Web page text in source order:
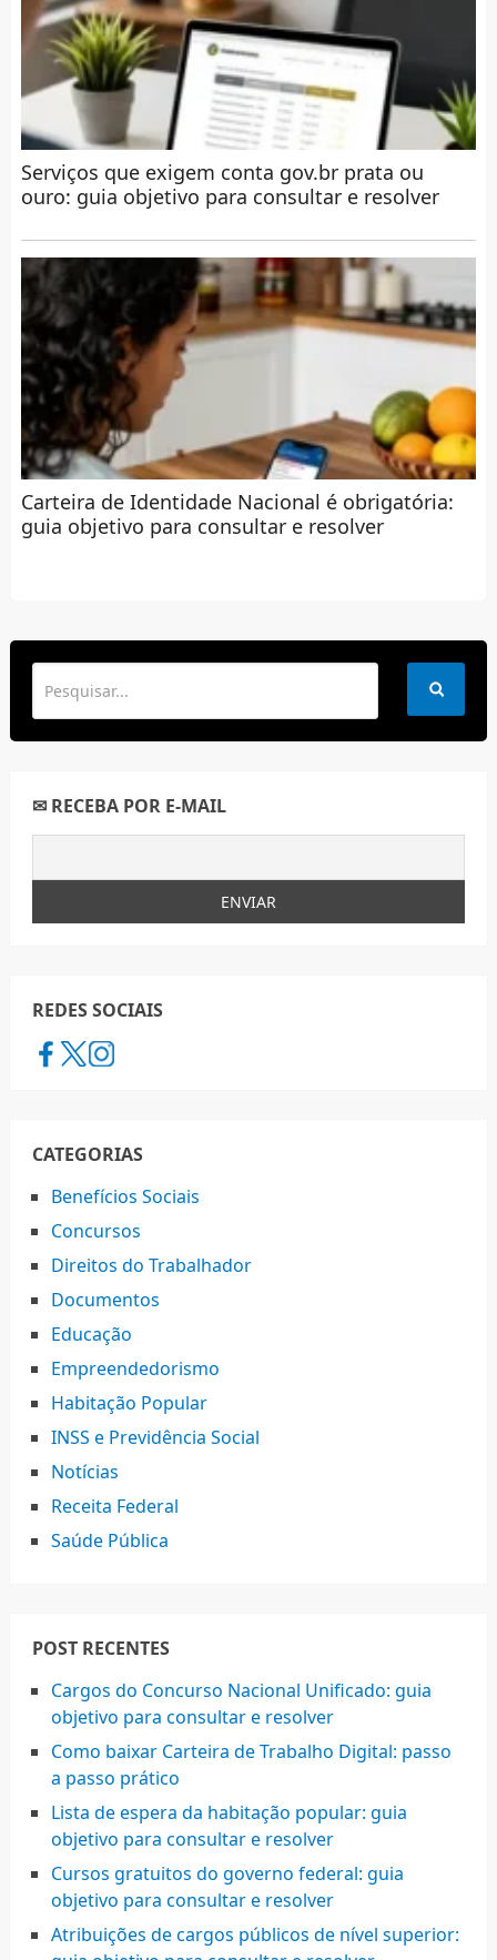
Serviços que exigem conta gov.br prata ou
ouro: guia objetivo para consultar e resolver
Carteira de Identidade Nacional é obrigatória:
guia objetivo para consultar e resolver
✉ RECEBA POR E-MAIL
REDES SOCIAIS
CATEGORIAS
Benefícios Sociais
Concursos
Direitos do Trabalhador
Documentos
Educação
Empreendedorismo
Habitação Popular
INSS e Previdência Social
Notícias
Receita Federal
Saúde Pública
POST RECENTES
Cargos do Concurso Nacional Unificado: guia
objetivo para consultar e resolver
Como baixar Carteira de Trabalho Digital: passo
a passo prático
Lista de espera da habitação popular: guia
objetivo para consultar e resolver
Cursos gratuitos do governo federal: guia
objetivo para consultar e resolver
Atribuições de cargos públicos de nível superior: